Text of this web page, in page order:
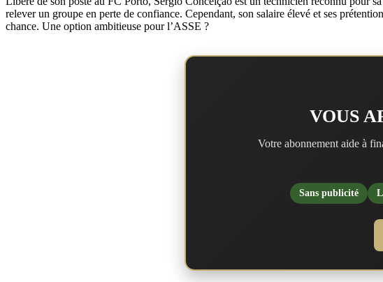
relever un groupe en perte de confiance. Cependant, son salaire élevé et ses
chance. Une option ambitieuse pour l’ASSE ?
VOUS
Votre abonnement aide à
Sans publicité